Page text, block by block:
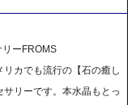
ーFROMS
カでも流行の【石の癒し
サリーです。本水晶もとっ